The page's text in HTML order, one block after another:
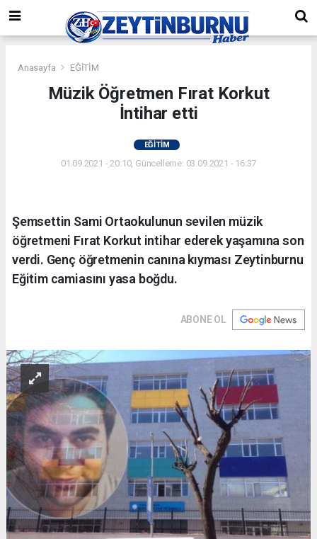
Anasayfa EĞİTİM
Müzik Öğretmen Fırat Korkut
İntihar etti
EĞİTİM
01.09.2021 - 20:10, Güncelleme: 03.09.2021 - 16:37
Şemsettin Sami Ortaokulunun sevilen müzik
öğretmeni Fırat Korkut intihar ederek yaşamına son
verdi. Genç öğretmenin canına kıyması Zeytinburnu
Eğitim camiasını yasa boğdu.
ABONE OL